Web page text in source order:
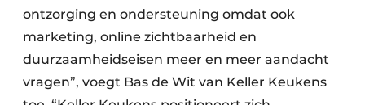
ontzorging en ondersteuning omdat ook
marketing, online zichtbaarheid en
duurzaamheidseisen meer en meer aandacht
vragen”, voegt Bas de Wit van Keller Keukens